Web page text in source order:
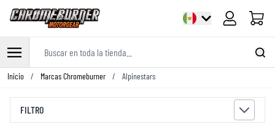
Ir al contenido
Inicio / Marcas Chromeburner / Alpinestars
FILTRO